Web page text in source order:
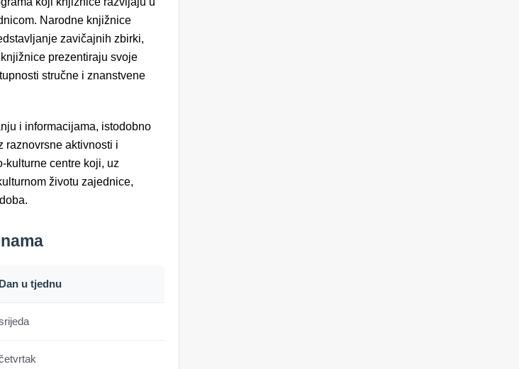
Narodne knjižnice
zavičajnih zbirki,
prezentiraju svoje
stručne i znanstvene
i informacijama, istodobno
raznovrsne aktivnosti i
kulturne centre koji, uz
životu zajednice,
Dan u tjednu